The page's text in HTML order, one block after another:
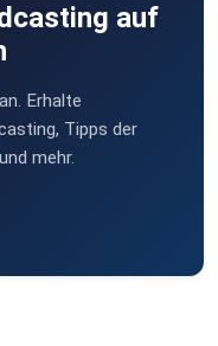
der DM:
auf
Erhalte
Tipps der
mehr.